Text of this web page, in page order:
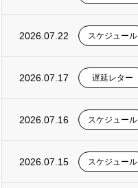
2026.07.22 スケジュール
2026.07.17 遅延レター
2026.07.16 スケジュール
2026.07.15 スケジュール